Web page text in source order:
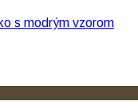
s modrým vzorom